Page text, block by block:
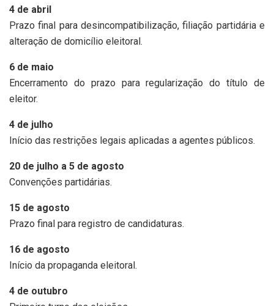
4 de abril
Prazo final para desincompatibilização, filiação partidária e
alteração de domicílio eleitoral.
6 de maio
Encerramento do prazo para regularização do título de
eleitor.
4 de julho
Início das restrições legais aplicadas a agentes públicos.
20 de julho a 5 de agosto
Convenções partidárias.
15 de agosto
Prazo final para registro de candidaturas.
16 de agosto
Início da propaganda eleitoral.
4 de outubro